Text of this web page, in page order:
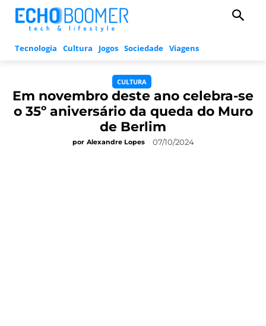
Tecnologia Cultura Jogos Sociedade Viagens
CULTURA
Em novembro deste ano celebra-se
o 35º aniversário da queda do Muro
de Berlim
por Alexandre Lopes 07/10/2024